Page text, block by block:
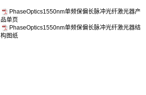
PhaseOptics1550nm单频保偏长脉冲光纤激光器产
品单页
PhaseOptics1550nm单频保偏长脉冲光纤激光器结
构图纸